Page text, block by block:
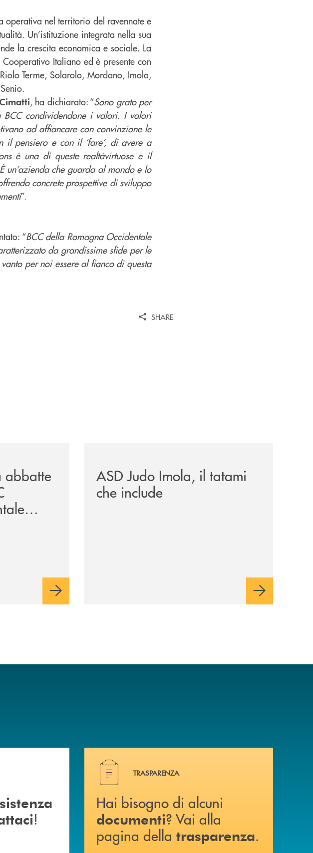
nel territorio del ravennate e
Un’istituzione integrata nella sua
la crescita economica e sociale. La
Italiano ed è presente con
Terme, Solarolo, Mordano, Imola,
, ha dichiarato: “Sono grato per
BCC condividendone i valori. I valori
ad affiancare con convinzione le
il pensiero e con il ‘fare’, di avere a
è una di queste realtàvirtuose e il
un’azienda che guarda al mondo e lo
concrete prospettive di sviluppo
”.
“BCC della Romagna Occidentale
da grandissime sfide per le
per noi essere al fianco di questa
SHARE
abbatte
ASD Judo Imola, il tatami
che include
Contattaci !
!
Hai bisogno di alcuni documenti ? Vai alla pagina della
TRASPARENZA
Hai bisogno di alcuni
documenti? Vai alla
pagina della trasparenza.